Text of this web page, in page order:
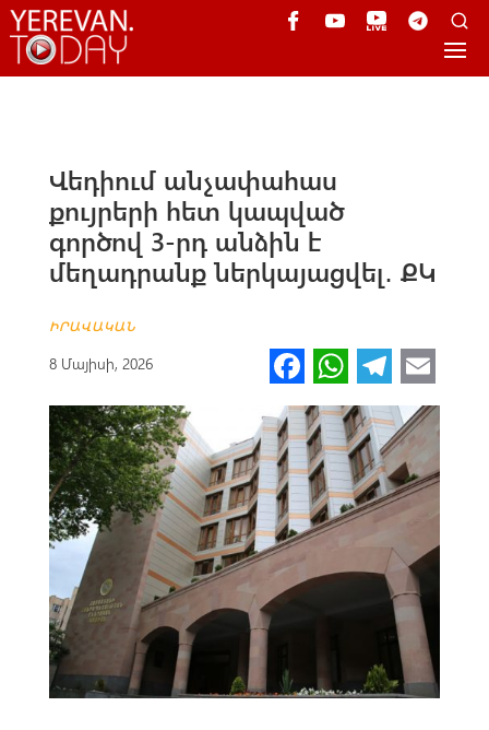
Վեդիում անչափահաս
քույրերի հետ կապված
գործով 3-րդ անձին է
մեղադրանք ներկայացվել․ ՔԿ
ԻՐԱՎԱԿԱՆ
8 Մայիսի, 2026 Fa
ce
b
o
o
k
W
h
at
s
A
p
Te
le
gr
a
m
m
ail